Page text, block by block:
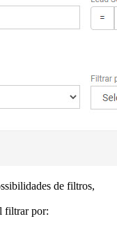
de filtros,
filtrar por: